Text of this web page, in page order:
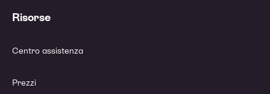
Risorse
Centro assistenza
Prezzi